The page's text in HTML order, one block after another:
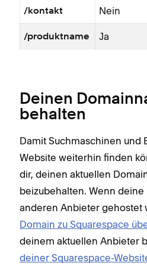
/kontakt Nein
/produktname Ja
Deinen
behalten
Damit Suchmaschinen und
Website weiterhin finden
dir, deinen aktuellen
beizubehalten. Wenn
anderen Anbieter gehostet
Domain zu Squarespace
deinem aktuellen Anbieter
deiner Squarespace-